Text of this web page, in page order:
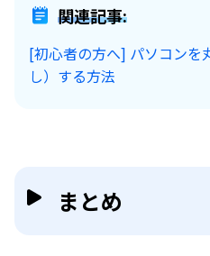
関連記事:
[初心者の方へ] パソコンを
し）する方法
まとめ